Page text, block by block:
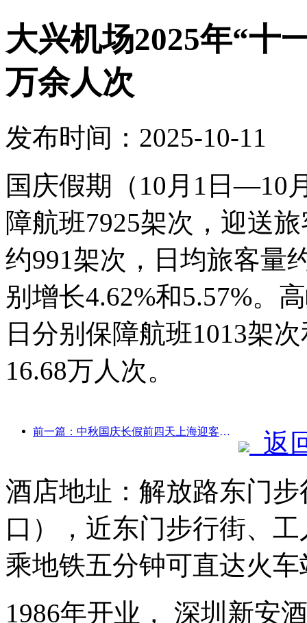
大兴机场2025年“十
万余人次
发布时间：2025-10-11
国庆假期（10月1日—10
障航班7925架次，迎送
约991架次，日均旅客量
别增长4.62%和5.57%。
日分别保障航班1013架
16.68万人次。
前一篇：中秋国庆长假前四天上海迎客逾1511万人次，同比增长超两成
返
酒店地址：解放路东门
口），近东门步行街、
乘地铁五分钟可直达火
1986年开业， 深圳新